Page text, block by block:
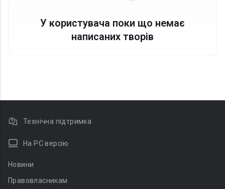
У користувача поки що немає
написаних творів
Технічна підтримка
На PC версію
Новини
Правовласникам